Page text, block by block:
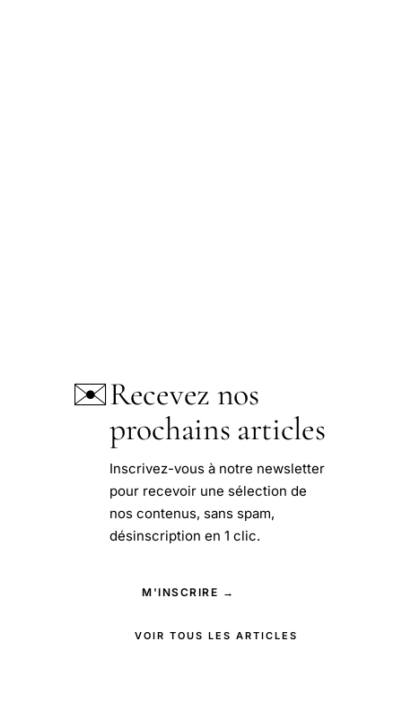
✉️Recevez nos
prochains articles
Inscrivez-vous à notre newsletter
pour recevoir une sélection de
nos contenus, sans spam,
désinscription en 1 clic.
M'INSCRIRE →
VOIR TOUS LES ARTICLES